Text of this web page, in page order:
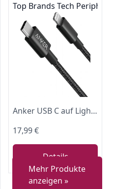
Top Brands Tech Peripherals
Anker USB C auf Lightning Ladekabel MFi New Nylon PD [1m, Schwarz]
17,99 €
Details
Mehr Produkte
anzeigen »